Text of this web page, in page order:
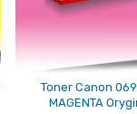
Toner Canon
MAGENTA